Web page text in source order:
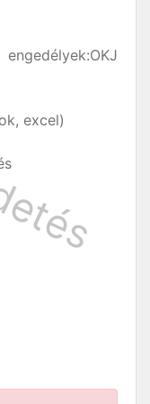
excel)